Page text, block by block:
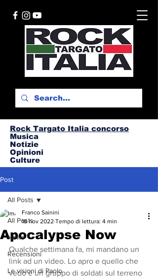
Rock Targato Italia concorso
Musica
Notizie
Opinioni
Culture
Post
All Posts
News
Recensioni
Le visioni di Paolo
All Posts
Apocalypse Now
Franco Sainini
18 nov 2022 Tempo di lettura: 4 min
Qualche settimana fa, mi mandano un
link ad un video. Lo apro e quello che
vedo è un gruppo di soldati sul terreno